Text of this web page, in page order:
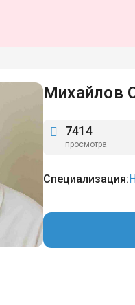
Михайлов
7414
просмотра
Специализация: